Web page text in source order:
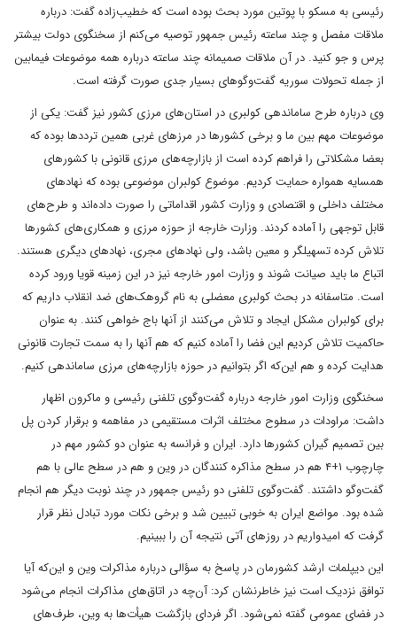
رئیسی به مسکو با پوتین مورد بحث بوده است که خطیب‌زاده گفت: درباره
ملاقات مفصل و چند ساعته رئیس جمهور توصیه می‌کنم از سخنگوی دولت بیشتر
پرس و جو کنید. در آن ملاقات صمیمانه چند ساعته درباره همه موضوعات فیمابین
از جمله تحولات سوریه گفت‌وگوهای بسیار جدی صورت گرفته است.
وی درباره طرح ساماندهی کولبری در استان‌های مرزی کشور نیز گفت: یکی از
موضوعات مهم بین ما و برخی کشورها در مرزهای غربی همین ترددها بوده که
بعضا مشکلاتی را فراهم کرده است از بازارچه‌های مرزی قانونی با کشورهای
همسایه همواره حمایت کردیم. موضوع کولبران موضوعی بوده که نهادهای
مختلف داخلی و اقتصادی و وزارت کشور اقداماتی را صورت داده‌اند و طرح‌های
قابل توجهی را آماده کردند. وزارت خارجه از حوزه مرزی و همکاری‌های کشورها
تلاش کرده تسهیلگر و معین باشد، ولی نهادهای مجری، نهادهای دیگری هستند.
اتباع ما باید صیانت شوند و وزارت امور خارجه نیز در این زمینه قویا ورود کرده
است. متاسفانه در بحث کولبری معضلی به نام گروهک‌های ضد انقلاب داریم که
برای کولبران مشکل ایجاد و تلاش می‌کنند از آنها باج خواهی کنند. به عنوان
حاکمیت تلاش کردیم این فضا را آماده کنیم که هم آنها را به سمت تجارت قانونی
هدایت کرده و هم این‌که اگر بتوانیم در حوزه بازارچه‌های مرزی ساماندهی کنیم.
سخنگوی وزارت امور خارجه درباره گفت‌وگوی تلفنی رئیسی و ماکرون اظهار
داشت: مراودات در سطوح مختلف اثرات مستقیمی در مفاهمه و برقرار کردن پل
بین تصمیم گیران کشورها دارد. ایران و فرانسه به عنوان دو کشور مهم در
چارچوب ۱+۴ هم در سطح مذاکره کنندگان در وین و هم در سطح عالی با هم
گفت‌وگو داشتند. گفت‌‌وگوی تلفنی دو رئیس جمهور در چند نوبت دیگر هم انجام
شده بود. مواضع ایران به خوبی تبیین شد و برخی نکات مورد تبادل نظر قرار
گرفت که امیدواریم در روزهای آتی نتیجه آن را ببینیم.
این دیپلمات ارشد کشورمان در پاسخ به سؤالی درباره مذاکرات وین و این‌که آیا
توافق نزدیک است نیز خاطرنشان کرد: آن‌چه در اتاق‌های مذاکرات انجام می‌شود
در فضای عمومی گفته نمی‌شود. اگر فردای بازگشت هیأت‌ها به وین، طرف‌های